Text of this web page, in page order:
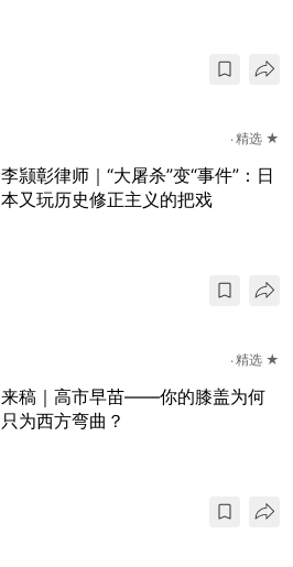
精选 ★
李颕彰律师｜“大屠杀”变“事件”：日
本又玩历史修正主义的把戏
精选 ★
来稿｜高市早苗——你的膝盖为何
只为西方弯曲？